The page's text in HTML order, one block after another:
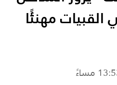
القبيات مهنئًا